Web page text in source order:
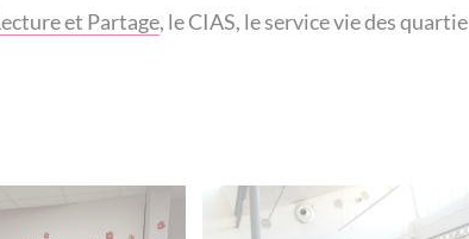
et Partage, le CIAS, le service vie des